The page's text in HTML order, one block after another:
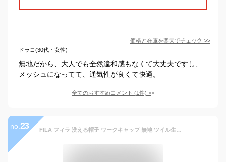
価格と在庫を楽天でチェック >>
ドラコ(30代・女性)
無地だから、大人でも全然違和感もなくて大丈夫ですし、
メッシュになってて、通気性が良くて快適。
全てのおすすめコメント (1件) >
no. 23 FILA フィラ 洗える帽子 ワークキャップ 無地 ツイル生地 BASIC TWILL DEGAULLE 57-59cm 全4色 fi-105-113002 帽子 メンズ レディース 春夏 UVケア 紫外線 対策 作業帽 男女兼用 ギフト プレゼント あす楽